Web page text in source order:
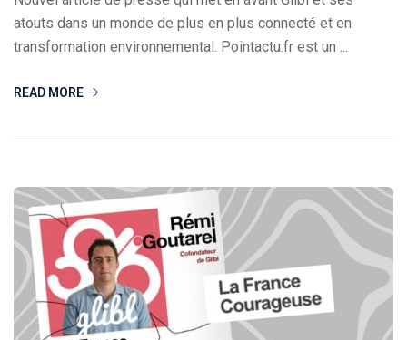
atouts dans un monde de plus en plus connecté et en
transformation environnemental. Pointactu.fr est un ...
READ MORE